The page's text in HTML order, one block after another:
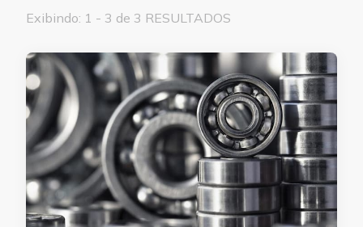
Exibindo: 1 - 3 de 3 RESULTADOS